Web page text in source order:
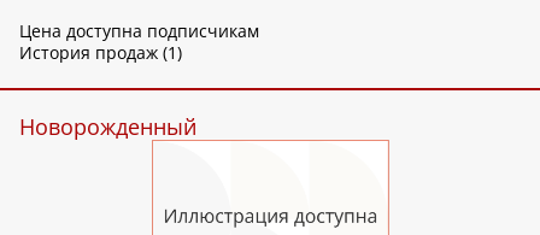
Цена доступна подписчикам
История продаж (1)
Новорожденный